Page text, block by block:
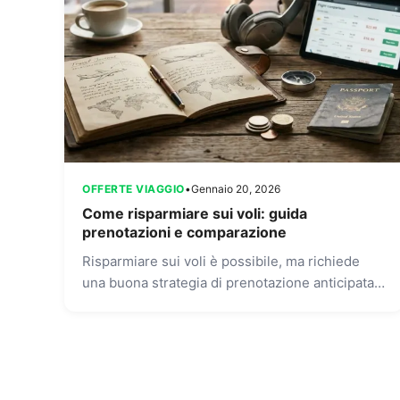
OFFERTE VIAGGIO•Gennaio 20, 2026
Come risparmiare sui voli: guida
prenotazioni e comparazione
Risparmiare sui voli è possibile, ma richiede
una buona strategia di prenotazione anticipata e